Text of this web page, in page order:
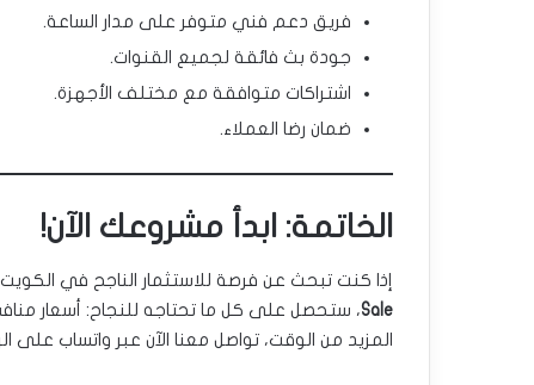
فريق دعم فني متوفر على مدار الساعة.
جودة بث فائقة لجميع القنوات.
اشتراكات متوافقة مع مختلف الأجهزة.
ضمان رضا العملاء.
الخاتمة: ابدأ مشروعك الآن!
إذا كنت تبحث عن فرصة للاستثمار الناجح في
Sale، ستحصل على كل ما تحتاجه للنجاح: أسعار
المزيد من الوقت، تواصل معنا الآن عبر واتساب على